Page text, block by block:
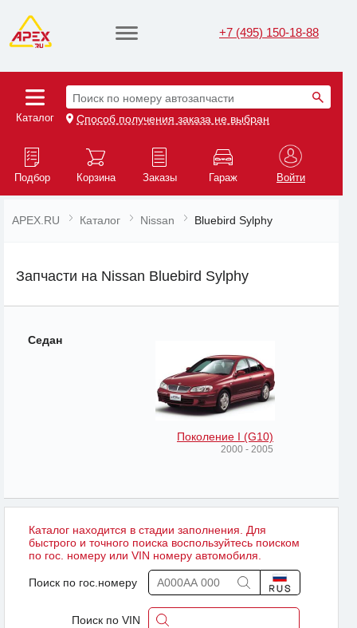
+7 (495) 150-18-88
Каталог
Поиск по номеру автозапчасти
Способ получения заказа не выбран
Подбор Корзина Заказы Гараж Войти
APEX.RU Каталог Nissan Bluebird Sylphy
Запчасти на Nissan Bluebird Sylphy
Седан
Поколение I (G10)
2000 - 2005
Каталог находится в стадии заполнения. Для
быстрого и точного поиска воспользуйтесь поиском
по гос. номеру или VIN номеру автомобиля.
Поиск по гос.номеру
Поиск по VIN